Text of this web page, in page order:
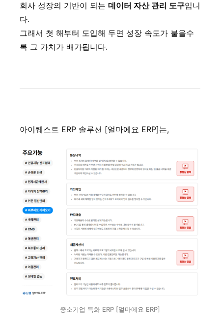
회사 성장의 기반이 되는 데이터 자산 관리 도구입니
다.
그래서 첫 해부터 도입해 두면 성장 속도가 붙을수
록 그 가치가 배가됩니다.
아이퀘스트 ERP 솔루션 [얼마에요 ERP]는,
중소기업 특화 ERP [얼마에요 ERP]